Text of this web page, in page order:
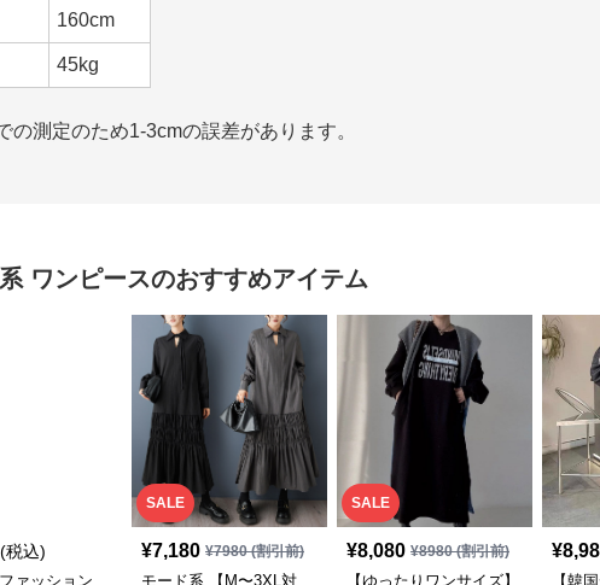
160cm
45kg
の測定のため1-3cmの誤差があります。
ワンピースのおすすめアイテム
(税込)
ァッション
SALE
¥7,180 ¥7980(割引前)
モード系 【M〜3XL対
SALE
¥8,080 ¥8980(割引前)
【ゆったりワンサイズ】
¥
【韓